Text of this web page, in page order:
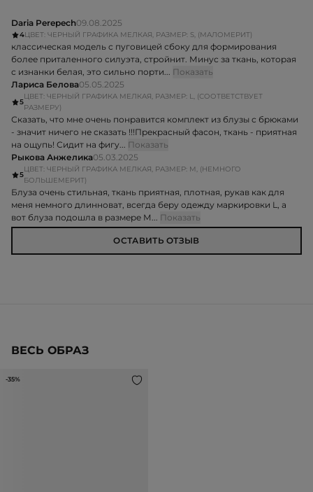
Daria Perepech09.08.2025
4ЦВЕТ: ЧЕРНЫЙ ГРАФИКА МЕЛКАЯ, РАЗМЕР: S, (МАЛОМЕРИТ)
классическая модель с пуговицей сбоку для формирования
более приталенного силуэта, стройнит. Минус за ткань, которая
с изнанки белая, это сильно порти... Показать
Лариса Белова05.05.2025
5
ЦВЕТ: ЧЕРНЫЙ ГРАФИКА МЕЛКАЯ, РАЗМЕР: L, (СООТВЕТСТВУЕТ
РАЗМЕРУ)
Сказать, что мне очень понравится комплект из блузы с брюками
- значит ничего не сказать !!!Прекрасный фасон, ткань - приятная
на ощупь! Сидит на фигу... Показать
Рыкова Анжелика05.03.2025
5
ЦВЕТ: ЧЕРНЫЙ ГРАФИКА МЕЛКАЯ, РАЗМЕР: M, (НЕМНОГО
БОЛЬШЕМЕРИТ)
Блуза очень стильная, ткань приятная, плотная, рукав как для
меня немного длинноват, всегда беру одежду маркировки L, а
вот блуза подошла в размере М... Показать
ОСТАВИТЬ ОТЗЫВ
ВЕСЬ ОБРАЗ
-35%